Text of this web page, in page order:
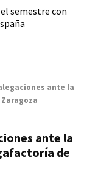
semestre con
ante la
ante la
de